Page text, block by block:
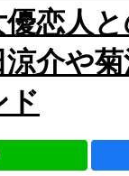
優恋人
介や
ド